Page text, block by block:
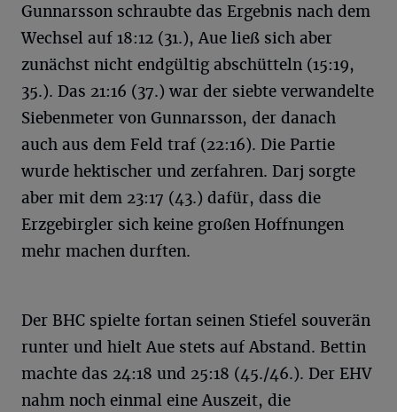
Gunnarsson schraubte das Ergebnis nach dem
Wechsel auf 18:12 (31.), Aue ließ sich aber
zunächst nicht endgültig abschütteln (15:19,
35.). Das 21:16 (37.) war der siebte verwandelte
Siebenmeter von Gunnarsson, der danach
auch aus dem Feld traf (22:16). Die Partie
wurde hektischer und zerfahren. Darj sorgte
aber mit dem 23:17 (43.) dafür, dass die
Erzgebirgler sich keine großen Hoffnungen
mehr machen durften.
Der BHC spielte fortan seinen Stiefel souverän
runter und hielt Aue stets auf Abstand. Bettin
machte das 24:18 und 25:18 (45./46.). Der EHV
nahm noch einmal eine Auszeit, die